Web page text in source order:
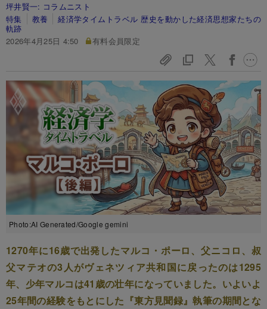
坪井賢一: コラムニスト
特集
教養
経済学タイムトラベル 歴史を動かした経済思想家たちの
軌跡
2026年4月25日 4:50
有料会員限定
Photo:AI Generated/Google gemini
1270年に16歳で出発したマルコ・ポーロ、父ニコロ、叔
父マテオの3人がヴェネツィア共和国に戻ったのは1295
年、少年マルコは41歳の壮年になっていました。いよいよ
25年間の経験をもとにした『東方見聞録』執筆の期間とな